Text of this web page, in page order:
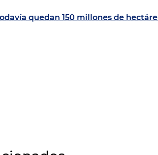
quedan 150 millones de